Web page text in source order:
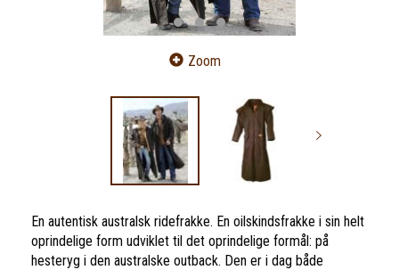
Zoom
En autentisk australsk ridefrakke. En oilskindsfrakke i sin helt
oprindelige form udviklet til det oprindelige formål: på
hesteryg i den australske outback. Den er i dag både